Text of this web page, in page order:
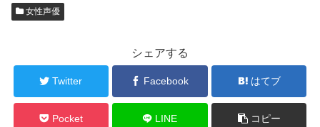
女性声優
シェアする
Twitter Facebook はてブ
Pocket LINE コピー